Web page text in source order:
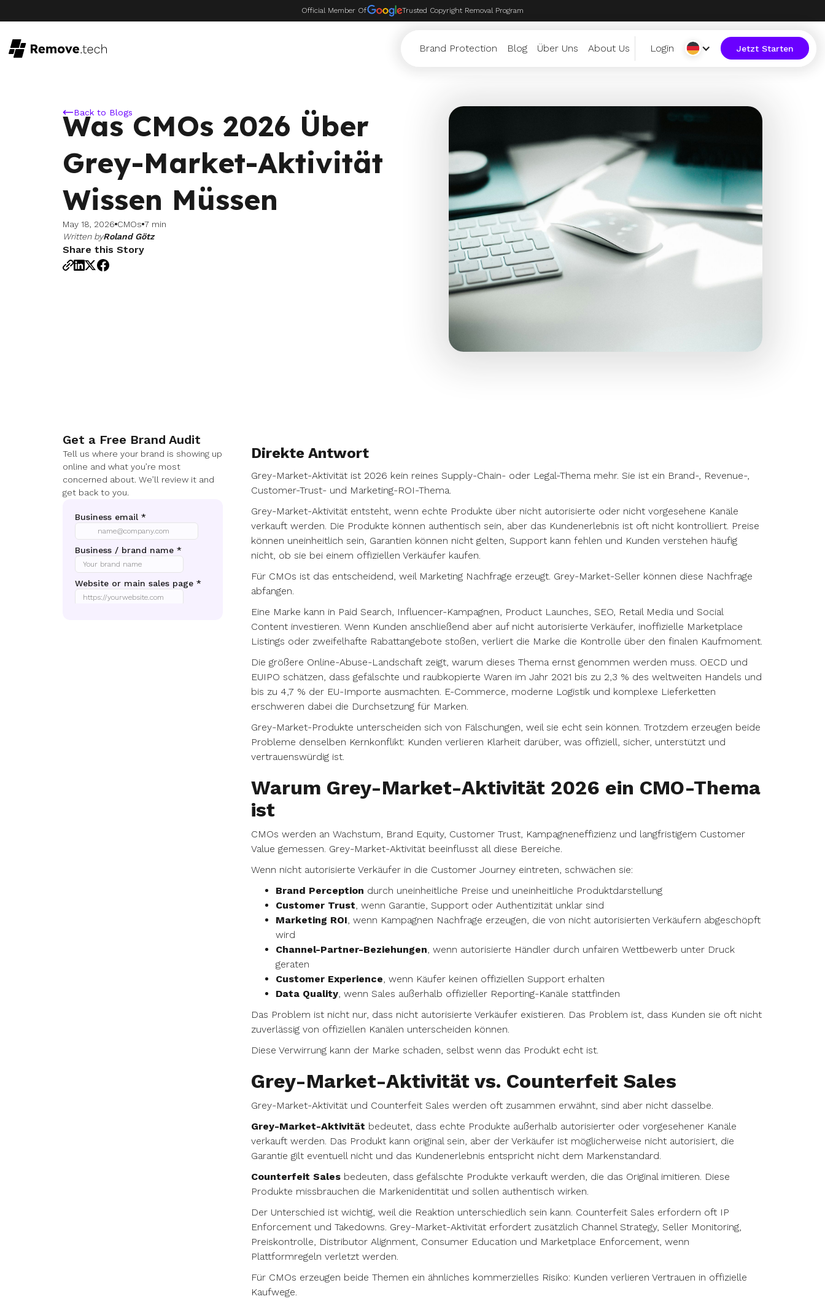
Official Member Of Trusted Copyright Removal Program
Brand Protection Blog Über Uns About Us Login Jetzt Starten
Back to Blogs
Was CMOs 2026 Über
Grey-Market-Aktivität
Wissen Müssen
May 18, 2026 CMOs 7 min
Written byRoland Götz
Share this Story
Get a Free Brand Audit
Tell us where your brand is showing up
online and what you’re most
concerned about. We’ll review it and
get back to you.
Direkte Antwort
Grey-Market-Aktivität ist 2026 kein reines Supply-Chain- oder Legal-Thema mehr. Sie ist ein Brand-, Revenue-,
Customer-Trust- und Marketing-ROI-Thema.
Grey-Market-Aktivität entsteht, wenn echte Produkte über nicht autorisierte oder nicht vorgesehene Kanäle
verkauft werden. Die Produkte können authentisch sein, aber das Kundenerlebnis ist oft nicht kontrolliert. Preise
können uneinheitlich sein, Garantien können nicht gelten, Support kann fehlen und Kunden verstehen häufig
nicht, ob sie bei einem offiziellen Verkäufer kaufen.
Für CMOs ist das entscheidend, weil Marketing Nachfrage erzeugt. Grey-Market-Seller können diese Nachfrage
abfangen.
Eine Marke kann in Paid Search, Influencer-Kampagnen, Product Launches, SEO, Retail Media und Social
Content investieren. Wenn Kunden anschließend aber auf nicht autorisierte Verkäufer, inoffizielle Marketplace
Listings oder zweifelhafte Rabattangebote stoßen, verliert die Marke die Kontrolle über den finalen Kaufmoment.
Die größere Online-Abuse-Landschaft zeigt, warum dieses Thema ernst genommen werden muss. OECD und
EUIPO schätzen, dass gefälschte und raubkopierte Waren im Jahr 2021 bis zu 2,3 % des weltweiten Handels und
bis zu 4,7 % der EU-Importe ausmachten. E-Commerce, moderne Logistik und komplexe Lieferketten
erschweren dabei die Durchsetzung für Marken.
Grey-Market-Produkte unterscheiden sich von Fälschungen, weil sie echt sein können. Trotzdem erzeugen beide
Probleme denselben Kernkonflikt: Kunden verlieren Klarheit darüber, was offiziell, sicher, unterstützt und
vertrauenswürdig ist.
Warum Grey-Market-Aktivität 2026 ein CMO-Thema
ist
CMOs werden an Wachstum, Brand Equity, Customer Trust, Kampagneneffizienz und langfristigem Customer
Value gemessen. Grey-Market-Aktivität beeinflusst all diese Bereiche.
Wenn nicht autorisierte Verkäufer in die Customer Journey eintreten, schwächen sie:
Brand Perception durch uneinheitliche Preise und uneinheitliche Produktdarstellung
Customer Trust, wenn Garantie, Support oder Authentizität unklar sind
Marketing ROI, wenn Kampagnen Nachfrage erzeugen, die von nicht autorisierten Verkäufern abgeschöpft
wird
Channel-Partner-Beziehungen, wenn autorisierte Händler durch unfairen Wettbewerb unter Druck
geraten
Customer Experience, wenn Käufer keinen offiziellen Support erhalten
Data Quality, wenn Sales außerhalb offizieller Reporting-Kanäle stattfinden
Das Problem ist nicht nur, dass nicht autorisierte Verkäufer existieren. Das Problem ist, dass Kunden sie oft nicht
zuverlässig von offiziellen Kanälen unterscheiden können.
Diese Verwirrung kann der Marke schaden, selbst wenn das Produkt echt ist.
Grey-Market-Aktivität vs. Counterfeit Sales
Grey-Market-Aktivität und Counterfeit Sales werden oft zusammen erwähnt, sind aber nicht dasselbe.
Grey-Market-Aktivität bedeutet, dass echte Produkte außerhalb autorisierter oder vorgesehener Kanäle
verkauft werden. Das Produkt kann original sein, aber der Verkäufer ist möglicherweise nicht autorisiert, die
Garantie gilt eventuell nicht und das Kundenerlebnis entspricht nicht dem Markenstandard.
Counterfeit Salesbedeuten, dass gefälschte Produkte verkauft werden, die das Original imitieren. Diese
Produkte missbrauchen die Markenidentität und sollen authentisch wirken.
Der Unterschied ist wichtig, weil die Reaktion unterschiedlich sein kann. Counterfeit Sales erfordern oft IP
Enforcement und Takedowns. Grey-Market-Aktivität erfordert zusätzlich Channel Strategy, Seller Monitoring,
Preiskontrolle, Distributor Alignment, Consumer Education und Marketplace Enforcement, wenn
Plattformregeln verletzt werden.
Für CMOs erzeugen beide Themen ein ähnliches kommerzielles Risiko: Kunden verlieren Vertrauen in offizielle
Kaufwege.